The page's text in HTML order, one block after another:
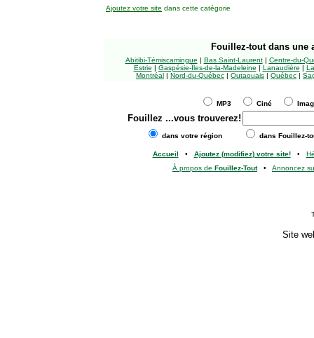
Ajoutez votre site dans cette catégorie
Fouillez-tout dans une
Abitibi-Témiscamingue | Bas Saint-Laurent| Centre-du-
Estrie | Gaspésie-Îles-de-la-Madeleine | Lanaudière |
Montréal | Nord-du-Québec | Outaouais | Québec |
MP3 Ciné
Fouillez ...vous trouverez!
dans votre région dans Fouillez-
Accueil • Ajoutez (modifiez) votre site!•
À propos de Fouillez-Tout• Annoncez
Site